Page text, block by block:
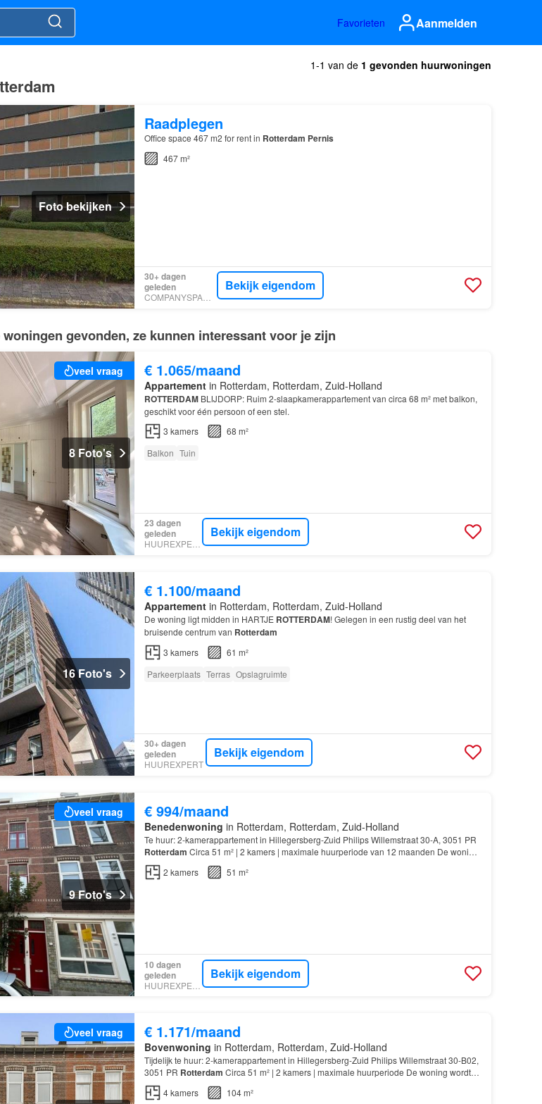
Favorieten Aanmelden
1-1 van de 1 gevonden huurwoningen
Foto bekijken
Raadplegen
Office space 467 m2 for rent in Rotterdam Pernis
467 m²
30+ dagen
geleden
COMPANYSPACE.COM
Bekijk eigendom
gevonden, ze kunnen interessant voor je zijn
veel vraag
8 Foto's
€ 1.065/maand
Appartementin Rotterdam, Rotterdam, Zuid-Holland
ROTTERDAMBLIJDORP: Ruim 2-slaapkamerappartement van circa 68 m² met balkon,
geschikt voor één persoon of een stel.
3 kamers
68 m²
Balkon Tuin
23 dagen
geleden
HUUREXPERT
Bekijk eigendom
16 Foto's
€ 1.100/maand
Appartementin Rotterdam, Rotterdam, Zuid-Holland
De woning ligt midden in HARTJE ROTTERDAM! Gelegen in een rustig deel van het
bruisende centrum van Rotterdam
3 kamers
61 m²
Parkeerplaats Terras Opslagruimte
30+ dagen
geleden
HUUREXPERT
Bekijk eigendom
veel vraag
9 Foto's
€ 994/maand
Benedenwoning in Rotterdam, Rotterdam, Zuid-Holland
Te huur: 2-kamerappartement in Hillegersberg-Zuid Philips Willemstraat 30-A, 3051 PR
Rotterdam Circa 51 m² | 2 kamers | maximale huurperiode van 12 maanden De woning
wordt alleen verhuurd aan studenten die op dit moment niet…
2 kamers 51 m²
10 dagen
geleden
Bekijk eigendom
veel vraag € 1.171/maand
Bovenwoning in Rotterdam, Rotterdam, Zuid-Holland
Tijdelijk te huur: 2-kamerappartement in Hillegersberg-Zuid Philips Willemstraat 30-B02,
3051 PR Rotterdam Circa 51 m² | 2 kamers | maximale huurperiode De woning wordt
alleen verhuurd aan studenten die op dit moment niet sta…
4kamers 104 m²